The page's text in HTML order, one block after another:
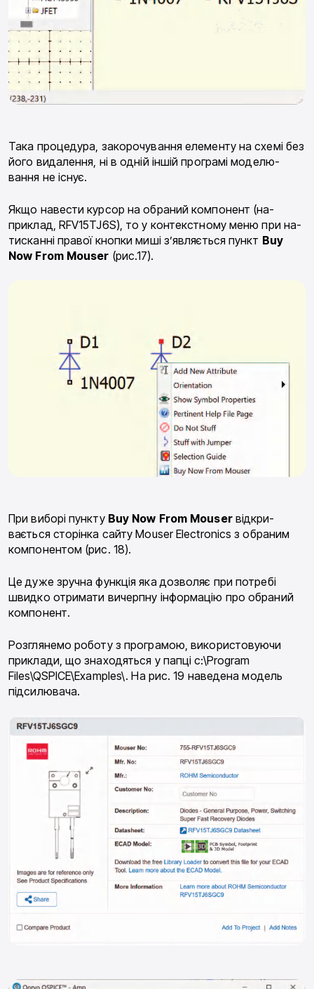
Така процедура, закорочування елементу на схемі без
його видалення, ні в одній іншій програмі моделю­
вання не існує.
Якщо навести курсор на обраний компонент (на­
приклад, RFV15TJ6S), то у контекстному меню при на­
тисканні правої кнопки миші з’являється пункт Buy
Now From Mouser (рис.17).
При виборі пункту Buy Now From Mouserвідкри­
вається сторінка сайту Mouser Electronics з обраним
компонентом (рис. 18).
Це дуже зручна функція яка дозволяє при потребі
швидко отримати вичерпну інформацію про обраний
компонент.
Розглянемо роботу з програмою, використовуючи
приклади, що знаходяться у папці c:\Program
Files\QSPICE\Examples\. На рис. 19 наведена модель
підсилювача.